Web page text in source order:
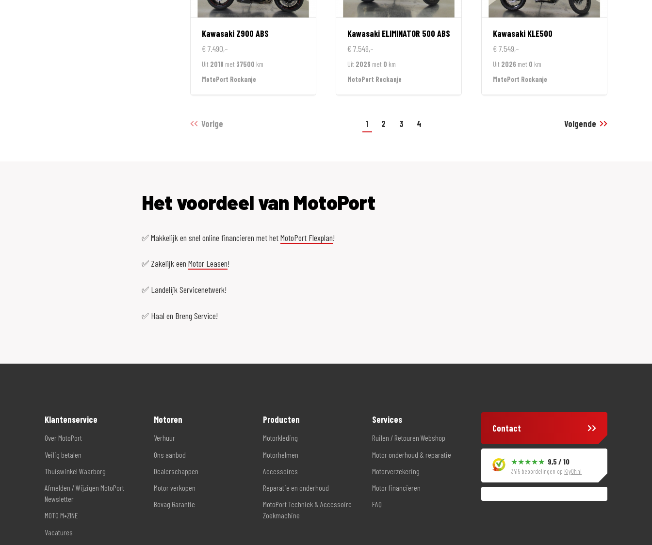
Kawasaki Z900 ABS
€ 7.490,-
Uit 2018 met 37500 km
MotoPort Rockanje
Kawasaki ELIMINATOR 500 ABS
€ 7.549,-
Uit 2026 met 0 km
MotoPort Rockanje
Kawasaki KLE500
€ 7.549,-
Uit 2026 met 0 km
MotoPort Rockanje
Vorige 1 2 3 4 Volgende
Het voordeel van MotoPort
✅ Makkelijk en snel online financieren met hetMotoPort Flexplan!
✅ Zakelijk een Motor Leasen!
✅ Landelijk Servicenetwerk!
✅ Haal en Breng Service!
Klantenservice
Over MotoPort
Veilig betalen
Thuiswinkel Waarborg
Afmelden / Wijzigen MotoPort
Newsletter
MOTO M•ZINE
Vacatures
Motoren
Verhuur
Ons aanbod
Dealerschappen
Motor verkopen
Bovag Garantie
Producten
Motorkleding
Motorhelmen
Accessoires
Reparatie en onderhoud
MotoPort Techniek & Accessoire
Zoekmachine
Services
Ruilen / Retouren Webshop
Motor onderhoud & reparatie
Motorverzekering
Motor financieren
FAQ
Contact
9,5 / 10
3415 beoordelingen op KiyOh.nl